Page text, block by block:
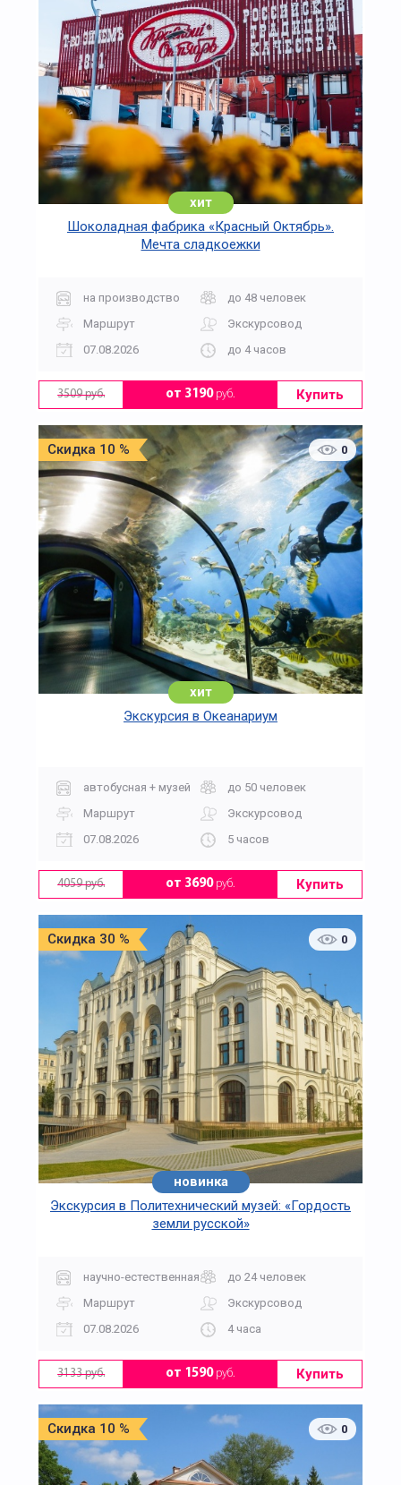
хит
Шоколадная фабрика «Красный Октябрь».
Мечта сладкоежки
на производство
до 48 человек
Маршрут
Экскурсовод
07.08.2026
до 4 часов
3509 руб. от 3190руб. Купить
Скидка 10 % 0
хит
Экскурсия в Океанариум
автобусная + музей
до 50 человек
Маршрут
Экскурсовод
07.08.2026
5 часов
4059 руб. от 3690руб. Купить
Скидка 30 % 0
новинка
Экскурсия в Политехнический музей: «Гордость
земли русской»
научно-естественная
до 24 человек
Маршрут
Экскурсовод
07.08.2026
4 часа
3133 руб. от 1590руб. Купить
Скидка 10 % 0